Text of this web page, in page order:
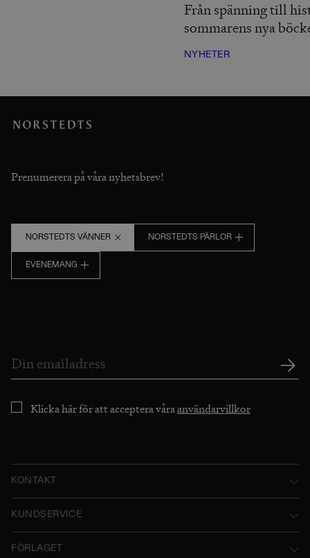
Från spänning till
sommarens nya
NYHETER
Prenumerera på våra nyhetsbrev!
NORSTEDTS VÄNNER NORSTEDTS PÄRLOR
EVENEMANG
Klicka här för att acceptera våraanvändarvillkor
KONTAKT
P.O. Box 2052
KUNDSERVICE
FÖRLAGET